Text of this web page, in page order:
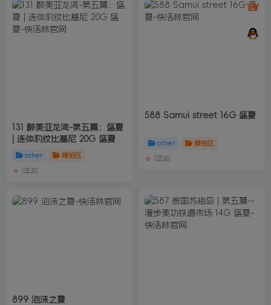
131 醉美亚龙湾-第五篇：盛夏
| 连体豹纹比基尼 20G 盛夏
other 模拍区
1年前
588 Samui street 16G 盛夏
other 模拍区
1年前
899 泡沫之夏